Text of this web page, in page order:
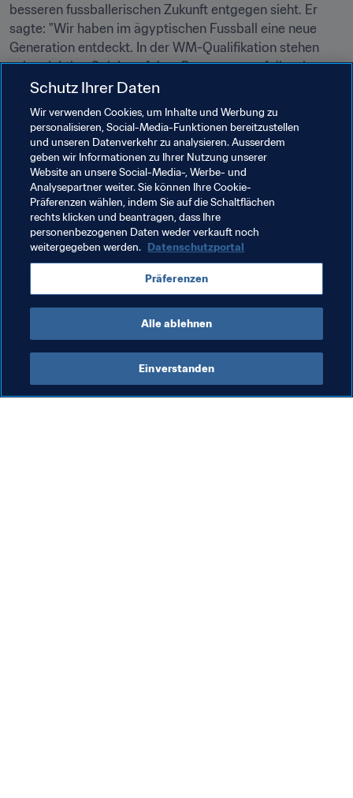
besseren fussballerischen Zukunft entgegen sieht. Er
sagte: "Wir haben im ägyptischen Fussball eine neue
Generation entdeckt. In der WM-Qualifikation stehen
sehr wichtige Spiele auf dem Programm, auf die wir uns
ab sofort vorbereiten müssen."
Sollten Cuper und seine Schützlinge auch in der WM-
Qualifikation so überzeugend aufspielen wie in Gabun,
dann könnten in der Tat schon bald wieder glorreiche
Tage für den ägyptischen Fussball anbrechen.
Verwandte Themen
Weltrangliste (Männer) FIFA-Weltrangliste
Egypt CAF
Schutz Ihrer Daten
Wir verwenden Cookies, um Inhalte und Werbung zu
personalisieren, Social-Media-Funktionen bereitzustellen
und unseren Datenverkehr zu analysieren. Ausserdem
geben wir Informationen zu Ihrer Nutzung unserer
Website an unsere Social-Media-, Werbe- und
Analysepartner weiter. Sie können Ihre Cookie-
Präferenzen wählen, indem Sie auf die Schaltflächen
rechts klicken und beantragen, dass Ihre
personenbezogenen Daten weder verkauft noch
weitergegeben werden. Datenschutzportal
Präferenzen
Alle ablehnen
Einverstanden